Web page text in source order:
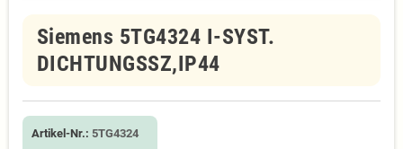
Siemens 5TG4324 I-SYST.
DICHTUNGSSZ,IP44
Artikel-Nr.: 5TG4324